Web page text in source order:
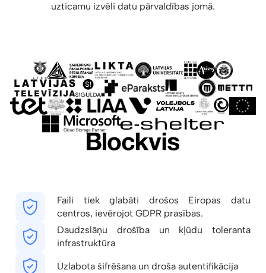
uzticamu izvēli datu pārvaldības jomā.
Faili tiek glabāti drošos Eiropas datu
centros, ievērojot GDPR prasības.
Daudzslāņu drošība un kļūdu toleranta
infrastruktūra
Uzlabota šifrēšana un droša autentifikācija